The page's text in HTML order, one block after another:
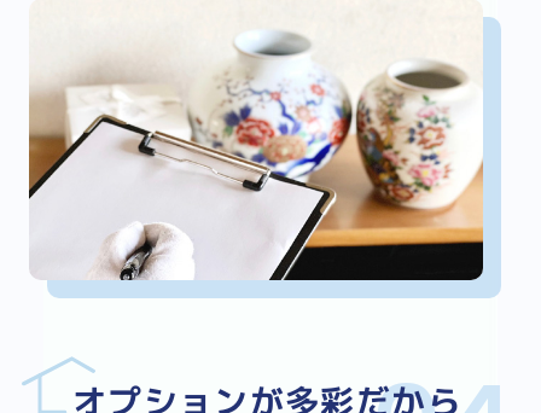
オプションが多彩だから